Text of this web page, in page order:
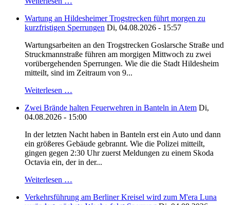
Wartung an Hildesheimer Trogstrecken führt morgen zu
kurzfristigen Sperrungen Di, 04.08.2026 - 15:57
Wartungsarbeiten an den Trogstrecken Goslarsche Straße und
Struckmannstraße führen am morgigen Mittwoch zu zwei
vorübergehenden Sperrungen. Wie die die Stadt Hildesheim
mitteilt, sind im Zeitraum von 9...
Weiterlesen …
Zwei Brände halten Feuerwehren in Banteln in Atem Di,
04.08.2026 - 15:00
In der letzten Nacht haben in Banteln erst ein Auto und dann
ein größeres Gebäude gebrannt. Wie die Polizei mitteilt,
gingen gegen 2:30 Uhr zuerst Meldungen zu einem Skoda
Octavia ein, der in der...
Weiterlesen …
Verkehrsführung am Berliner Kreisel wird zum M'era Luna